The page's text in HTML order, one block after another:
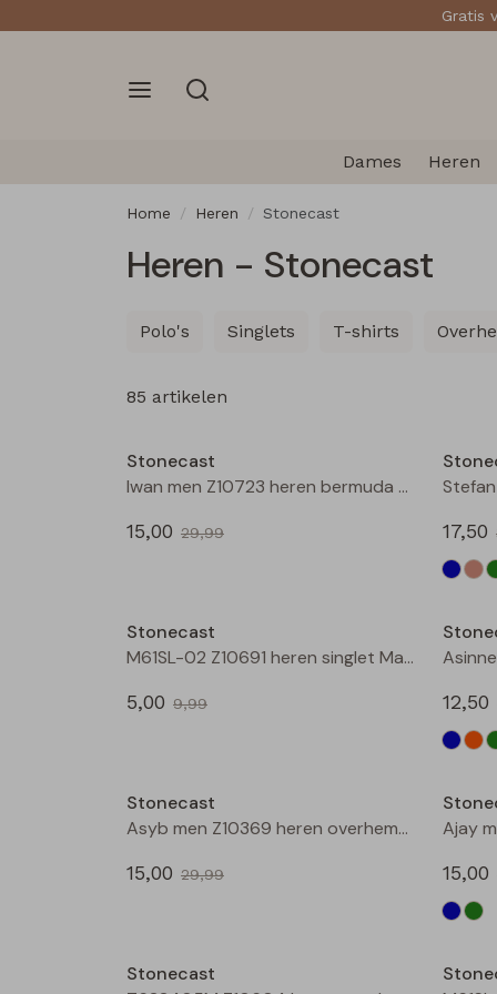
Gratis
Dames Heren
Home Heren Stonecast
Heren - Stonecast
Singlets T-shirts
Polo's
85 artikelen
Stonecast
Iwan men Z10723 heren bermuda Bleached denim
15,00 29,99
17,50
Stonecast
M61SL-02 Z10691 heren singlet Marine
5,00 9,99
12,50
Stonecast
Asyb men Z10369 heren overhemd km Groen mos
15,00 29,99
15,00
Stonecast